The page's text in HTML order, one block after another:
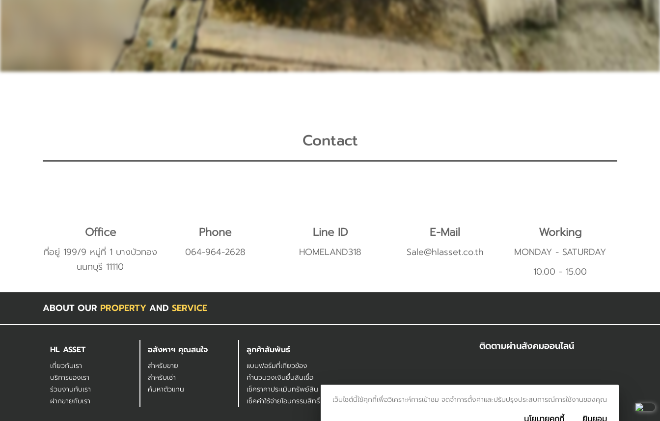
Contact
Office
ที่อยู่ 199/9 หมู่ที่ 1 บางบัวทอง
นนทบุรี 11110
Phone
064-964-2628
Line ID
HOMELAND318
E-Mail
Sale@hlasset.co.th
Working
MONDAY - SATURDAY
10.00 - 15.00
ABOUT OUR PROPERTY AND SERVICE
HL ASSET
เกี่ยวกับเรา
บริการของเรา
ร่วมงานกับเรา
ฝากขายกับเรา
อสังหาฯ คุณสนใจ
สำหรับขาย
สำหรับเช่า
ค้นหาตัวแทน
ลูกค้าสัมพันธ์
แบบฟอร์มที่เกี่ยวข้อง
คำนวนวงเงินยื่นสินเชื่อ
เช็คราคาประเมินทรัพย์สิน
เช็คค่าใช้จ่ายโอนกรรมสิทธิ์
ติดตามผ่านสังคมออนไลน์
เว็บไซต์นี้ใช้คุกกี้เพื่อวิเคราะห์การเข้าชม จดจำการตั้งค่าและปรับปรุงประสบการณ์การใช้งานของคุณ